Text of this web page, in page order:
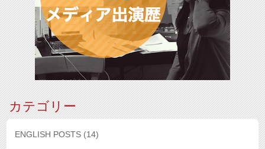
カテゴリー
ENGLISH POSTS (14)